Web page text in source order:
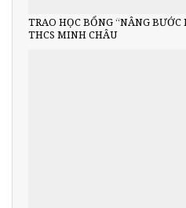
TRAO HỌC BỔNG “NÂNG
THCS MINH CHÂU